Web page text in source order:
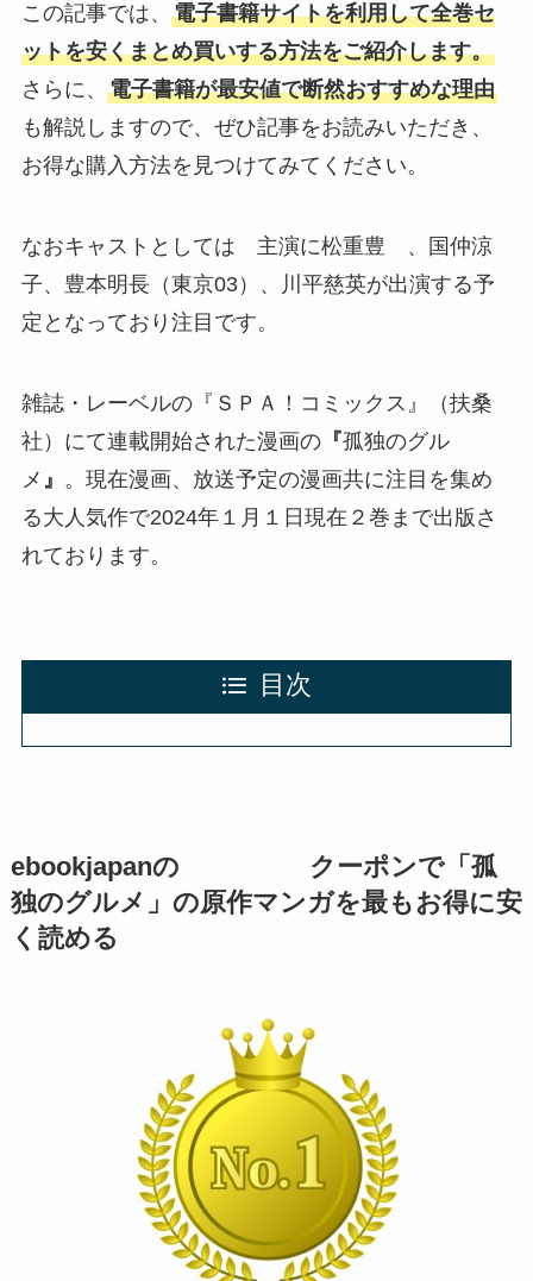
この記事では、 電子書籍サイトを利用して全巻セ
ットを安くまとめ買いする方法をご紹介します。
さらに、 電子書籍が最安値で断然おすすめな理由
も解説しますので、ぜひ記事をお読みいただき、
お得な購入方法を見つけてみてください。
なおキャストとしては 主演に松重豊 、国仲涼
子、豊本明長（東京03）、川平慈英が出演する予
定となっており注目です。
雑誌・レーベルの『ＳＰＡ！コミックス』（扶桑
社）にて連載開始された漫画の『孤独のグル
メ 』 。現在漫画、放送予定の漫画共に注目を集め
る大人気作で2024年１月１日現在２巻まで出版さ
れております。
目次
ebookjapanの クーポンで「孤
独のグルメ」の原作マンガを最もお得に安
く読める